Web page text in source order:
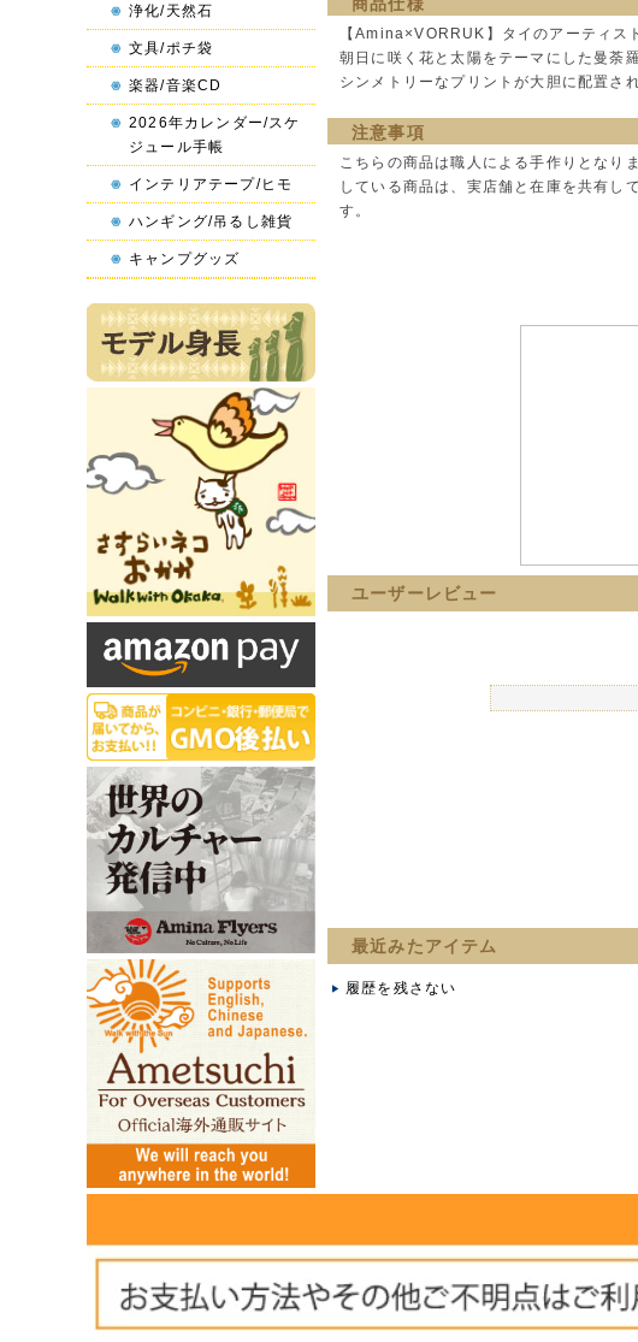
【Amina×VORRUK】タイのアーティス
朝日に咲く花と太陽をテーマにした曼荼
シンメトリーなプリントが大胆に配置さ
注意事項
こちらの商品は職人による手作りとな
している商品は、実店舗と在庫を共有し
す。
ユーザーレビュー
最近みたアイテム
履歴を残さない
浄化/天然石
文具/ポチ袋
楽器/音楽CD
2026年カレンダー/スケ
ジュール手帳
インテリアテープ/ヒモ
ハンギング/吊るし雑貨
キャンプグッズ